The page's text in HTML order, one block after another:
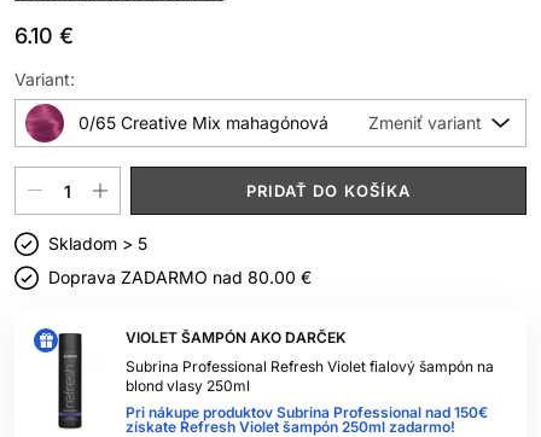
6.10 €
VIOLET ŠAMPÓN AKO DARČEK
Subrina Professional Refresh Violet fialový šampón na
blond vlasy 250ml
Pri nákupe produktov Subrina Professional nad 150€
získate Refresh Violet šampón 250ml zadarmo!
Variant:
0/65 Creative Mix mahagónová
PRIDAŤ DO KOŠÍKA
Skladom > 5
Doprava ZADARMO nad 80.00 €